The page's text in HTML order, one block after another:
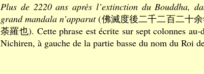
Plus de 2220 ans après l’extinction du Bouddha,
grand mandala n’apparut(佛滅度後二千二百二十
荼羅也). Cette phrase est écrite sur sept colonnes
Nichiren, à gauche de la partie basse du nom du Roi